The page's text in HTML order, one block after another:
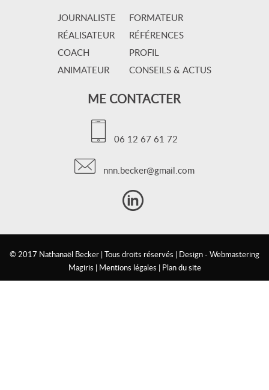
JOURNALISTE
RÉALISATEUR
COACH
ANIMATEUR
FORMATEUR
RÉFÉRENCES
PROFIL
CONSEILS & ACTUS
ME CONTACTER
06 12 67 61 72
nnn.becker@gmail.com
© 2017 Nathanaël Becker | Tous droits réservés | Design - Webmastering
Magiris | Mentions légales | Plan du site